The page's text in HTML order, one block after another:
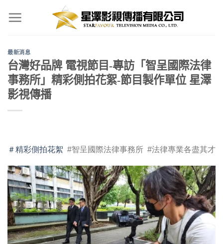
最新消息
台灣好品牌 電視節目-專訪「智呈國際法律
事務所」精彩側拍花絮-節目製作單位 星澤
影視傳播
＃精彩側拍花絮 #智呈國際法律事務所 #法律專業各盡其才